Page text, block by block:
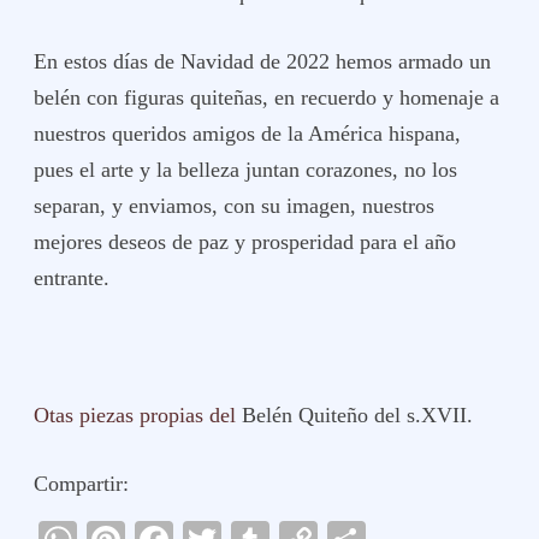
En estos días de Navidad de 2022 hemos armado un
belén con figuras quiteñas, en recuerdo y homenaje a
nuestros queridos amigos de la América hispana,
pues el arte y la belleza juntan corazones, no los
separan, y enviamos, con su imagen, nuestros
mejores deseos de paz y prosperidad para el año
entrante.
Otas piezas propias del Belén Quiteño del s.XVII.
Compartir: